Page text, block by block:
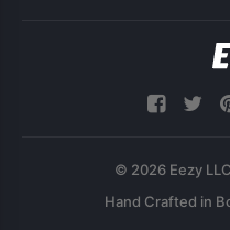
© 2026 Eezy